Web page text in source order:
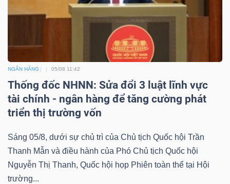
NGÂN HÀNG 05/08 11:42
Thống đốc NHNN: Sửa đổi 3 luật lĩnh vực
tài chính - ngân hàng để tăng cường phát
triển thị trường vốn
Sáng 05/8, dưới sự chủ trì của Chủ tịch Quốc hội Trần
Thanh Mẫn và điều hành của Phó Chủ tịch Quốc hội
Nguyễn Thị Thanh, Quốc hội họp Phiên toàn thể tại Hội
trường...